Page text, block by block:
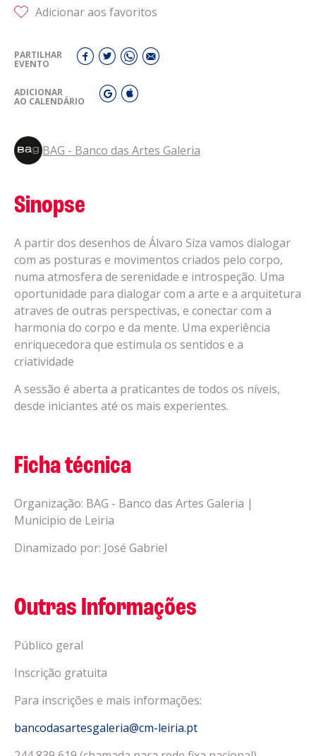
Adicionar aos favoritos
PARTILHAR
EVENTO
ADICIONAR
AO CALENDÁRIO
BAG - Banco das Artes Galeria
Sinopse
A partir dos desenhos de Álvaro Siza vamos dialogar
com as posturas e movimentos criados pelo corpo,
numa atmosfera de serenidade e introspeção. Uma
oportunidade para dialogar com a arte e a arquitetura
atraves de outras perspectivas, e conectar com a
harmonia do corpo e da mente. Uma experiência
enriquecedora que estimula os sentidos e a
criatividade
A sessão é aberta a praticantes de todos os níveis,
desde iniciantes até os mais experientes.
Ficha técnica
Organização: BAG - Banco das Artes Galeria |
Municipio de Leiria
Dinamizado por: José Gabriel
Outras Informações
Público geral
Inscrição gratuita
Para inscrições e mais informações:
bancodasartesgaleria@cm-leiria.pt